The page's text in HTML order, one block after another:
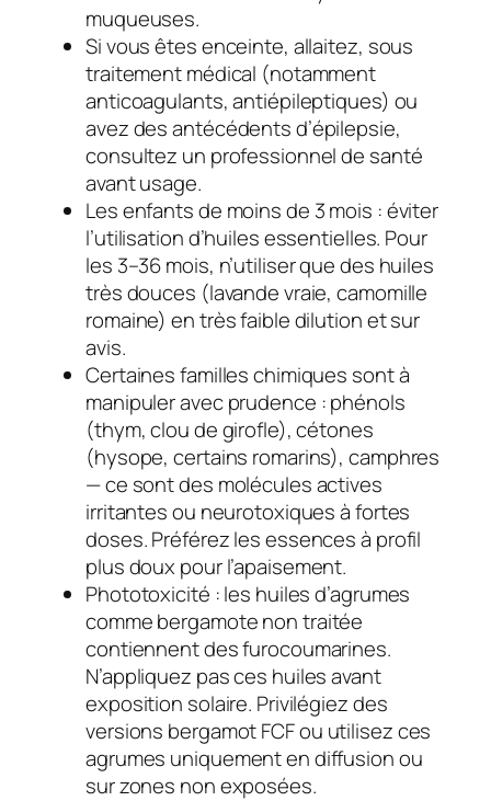
muqueuses.
Si vous êtes enceinte, allaitez, sous
traitement médical (notamment
anticoagulants, antiépileptiques) ou
avez des antécédents d’épilepsie,
consultez un professionnel de santé
avant usage.
Les enfants de moins de 3 mois : éviter
l’utilisation d’huiles essentielles. Pour
les 3–36 mois, n’utiliser que des huiles
très douces (lavande vraie, camomille
romaine) en très faible dilution et sur
avis.
Certaines familles chimiques sont à
manipuler avec prudence : phénols
(thym, clou de girofle), cétones
(hysope, certains romarins), camphres
— ce sont des molécules actives
irritantes ou neurotoxiques à fortes
doses. Préférez les essences à profil
plus doux pour l’apaisement.
Phototoxicité : les huiles d’agrumes
comme bergamote non traitée
contiennent des furocoumarines.
N’appliquez pas ces huiles avant
exposition solaire. Privilégiez des
versions bergamot FCFou utilisez ces
agrumes uniquement en diffusion ou
sur zones non exposées.